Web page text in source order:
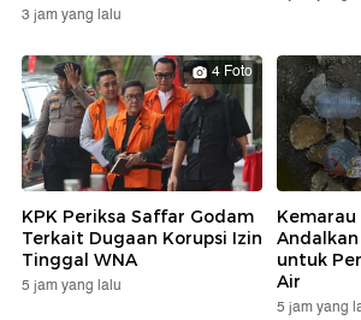
3 jam yang lalu
4 Foto
KPK Periksa Saffar Godam
Terkait Dugaan Korupsi Izin
Tinggal WNA
5 jam yang lalu
Kemarau
untuk
Air
5 jam yang